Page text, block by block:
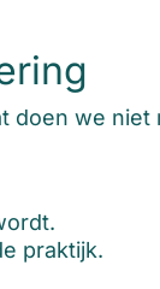
doen we niet
praktijk.